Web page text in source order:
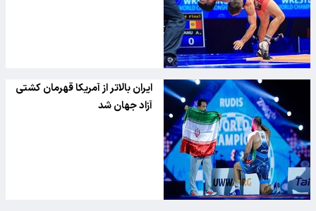
ایران بالاتر از آمریکا قهرمان کشتی
آزاد جهان شد